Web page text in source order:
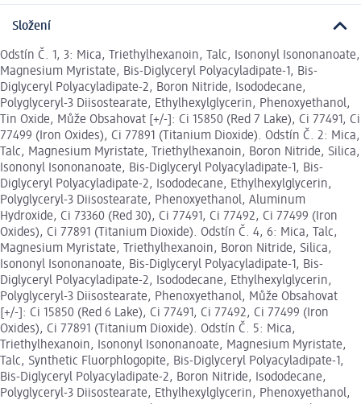
Složení
Odstín Č. 1, 3: Mica, Triethylhexanoin, Talc, Isononyl Isononanoate,
Magnesium Myristate, Bis-Diglyceryl Polyacyladipate-1, Bis-
Diglyceryl Polyacyladipate-2, Boron Nitride, Isododecane,
Polyglyceryl-3 Diisostearate, Ethylhexylglycerin, Phenoxyethanol,
Tin Oxide, Může Obsahovat [+/-]: Ci 15850 (Red 7 Lake), Ci 77491, Ci
77499 (Iron Oxides), Ci 77891 (Titanium Dioxide). Odstín Č. 2: Mica,
Talc, Magnesium Myristate, Triethylhexanoin, Boron Nitride, Silica,
Isononyl Isononanoate, Bis-Diglyceryl Polyacyladipate-1, Bis-
Diglyceryl Polyacyladipate-2, Isododecane, Ethylhexylglycerin,
Polyglyceryl-3 Diisostearate, Phenoxyethanol, Aluminum
Hydroxide, Ci 73360 (Red 30), Ci 77491, Ci 77492, Ci 77499 (Iron
Oxides), Ci 77891 (Titanium Dioxide). Odstín Č. 4, 6: Mica, Talc,
Magnesium Myristate, Triethylhexanoin, Boron Nitride, Silica,
Isononyl Isononanoate, Bis-Diglyceryl Polyacyladipate-1, Bis-
Diglyceryl Polyacyladipate-2, Isododecane, Ethylhexylglycerin,
Polyglyceryl-3 Diisostearate, Phenoxyethanol, Může Obsahovat
[+/-]: Ci 15850 (Red 6 Lake), Ci 77491, Ci 77492, Ci 77499 (Iron
Oxides), Ci 77891 (Titanium Dioxide). Odstín Č. 5: Mica,
Triethylhexanoin, Isononyl Isononanoate, Magnesium Myristate,
Talc, Synthetic Fluorphlogopite, Bis-Diglyceryl Polyacyladipate-1,
Bis-Diglyceryl Polyacyladipate-2, Boron Nitride, Isododecane,
Polyglyceryl-3 Diisostearate, Ethylhexylglycerin, Phenoxyethanol,